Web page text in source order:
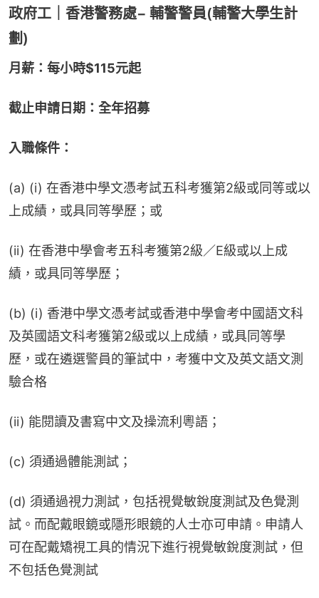
政府工｜香港警務處− 輔警警員(輔警大學生計
劃)
月薪：每小時$115元起
截止申請日期：全年招募
入職條件：
(a) (i) 在香港中學文憑考試五科考獲第2級或同等或以
上成績，或具同等學歷；或
(ii) 在香港中學會考五科考獲第2級／E級或以上成
績，或具同等學歷；
(b) (i) 香港中學文憑考試或香港中學會考中國語文科
及英國語文科考獲第2級或以上成績，或具同等學
歷，或在遴選警員的筆試中，考獲中文及英文語文測
驗合格
(ii) 能閱讀及書寫中文及操流利粵語；
(c) 須通過體能測試；
(d) 須通過視力測試，包括視覺敏銳度測試及色覺測
試。而配戴眼鏡或隱形眼鏡的人士亦可申請。申請人
可在配戴矯視工具的情況下進行視覺敏銳度測試，但
不包括色覺測試